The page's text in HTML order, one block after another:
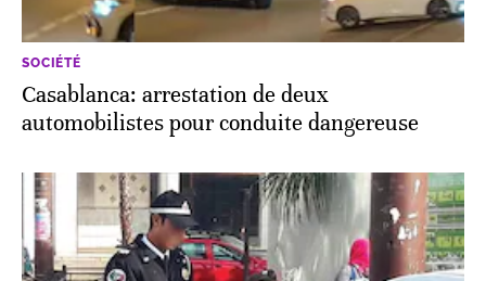
SOCIÉTÉ
Casablanca: arrestation de deux
automobilistes pour conduite dangereuse